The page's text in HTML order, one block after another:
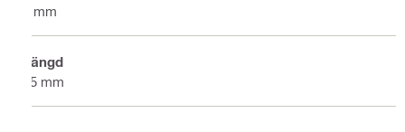
6 mm
Längd
95 mm